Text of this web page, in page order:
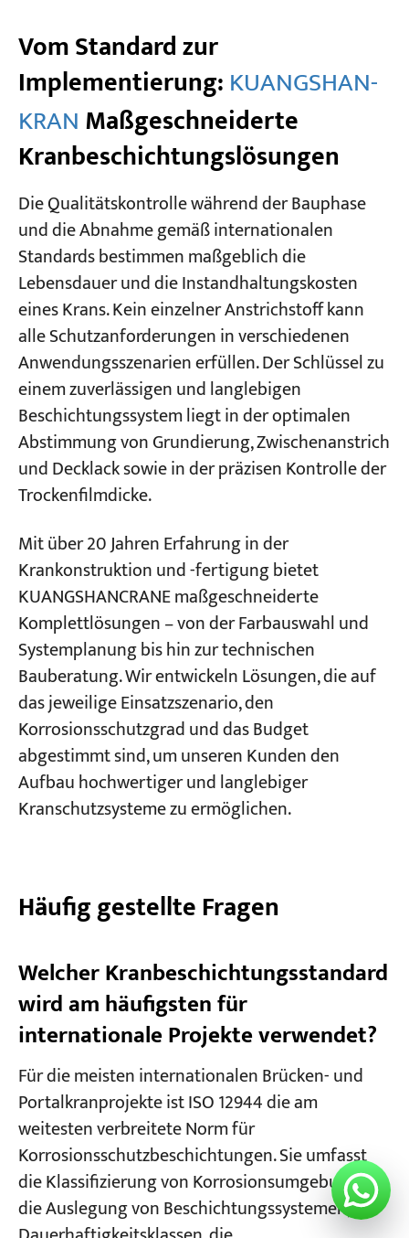
Vom Standard zur
Implementierung:KUANGSHAN-
KRANMaßgeschneiderte
Kranbeschichtungslösungen
Die Qualitätskontrolle während der Bauphase
und die Abnahme gemäß internationalen
Standards bestimmen maßgeblich die
Lebensdauer und die Instandhaltungskosten
eines Krans. Kein einzelner Anstrichstoff kann
alle Schutzanforderungen in verschiedenen
Anwendungsszenarien erfüllen. Der Schlüssel zu
einem zuverlässigen und langlebigen
Beschichtungssystem liegt in der optimalen
Abstimmung von Grundierung, Zwischenanstrich
und Decklack sowie in der präzisen Kontrolle der
Trockenfilmdicke.
Mit über 20 Jahren Erfahrung in der
Krankonstruktion und -fertigung bietet
KUANGSHANCRANE maßgeschneiderte
Komplettlösungen – von der Farbauswahl und
Systemplanung bis hin zur technischen
Bauberatung. Wir entwickeln Lösungen, die auf
das jeweilige Einsatzszenario, den
Korrosionsschutzgrad und das Budget
abgestimmt sind, um unseren Kunden den
Aufbau hochwertiger und langlebiger
Kranschutzsysteme zu ermöglichen.
Häufig gestellte Fragen
Welcher Kranbeschichtungsstandard
wird am häufigsten für
internationale Projekte verwendet?
Für die meisten internationalen Brücken- und
Portalkranprojekte ist ISO 12944 die am
weitesten verbreitete Norm für
Korrosionsschutzbeschichtungen. Sie umfasst
die Klassifizierung von Korrosionsumgebungen,
die Auslegung von Beschichtungssystemen, die